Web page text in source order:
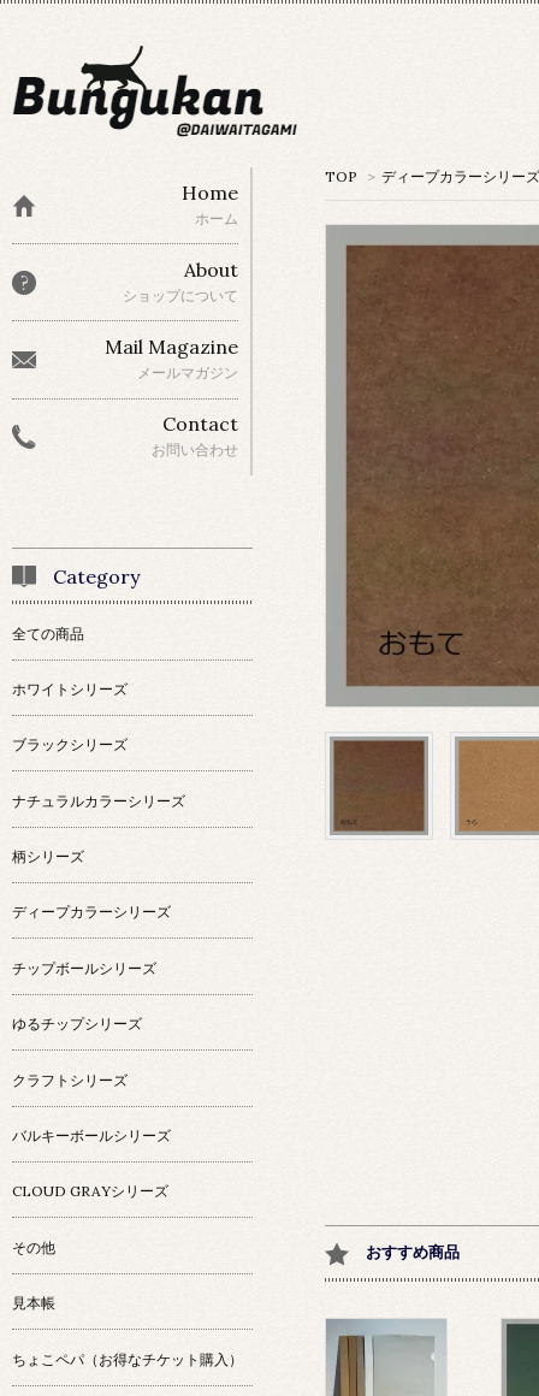
TOP > ディープカラーシリーズ
おすすめ商品
Home
ホーム
About
ショップについて
Mail Magazine
メールマガジン
Contact
お問い合わせ
Category
全ての商品
ホワイトシリーズ
ブラックシリーズ
ナチュラルカラーシリーズ
柄シリーズ
ディープカラーシリーズ
チップボールシリーズ
ゆるチップシリーズ
クラフトシリーズ
バルキーボールシリーズ
CLOUD GRAYシリーズ
その他
見本帳
ちょこペパ（お得なチケット購入）